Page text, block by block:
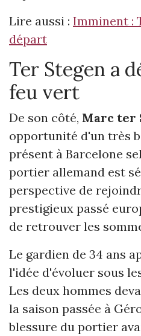
Lire aussi : Imminent :
départ
Ter Stegen a
feu vert
De son côté, Marc ter
opportunité d'un très
présent à Barcelone
portier allemand est
perspective de
prestigieux passé
de retrouver les
Le gardien de 34 ans
l'idée d'évoluer sous
Les deux hommes
la saison passée à
blessure du portier